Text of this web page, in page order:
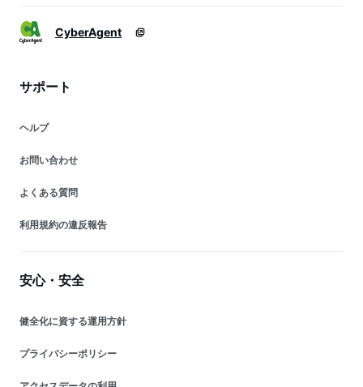
CyberAgent
サポート
ヘルプ
お問い合わせ
よくある質問
利用規約の違反報告
安心・安全
健全化に資する運用方針
プライバシーポリシー